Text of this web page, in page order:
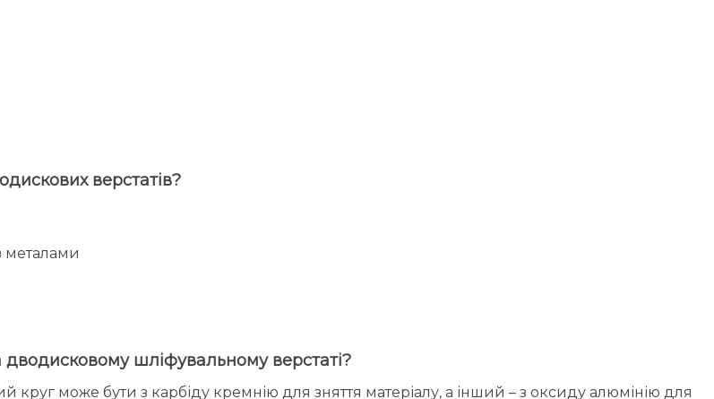
верстатів?
металами
шліфувальному верстаті?
може бути з карбіду кремнію для зняття матеріалу, а інший – з оксиду алюмінію для